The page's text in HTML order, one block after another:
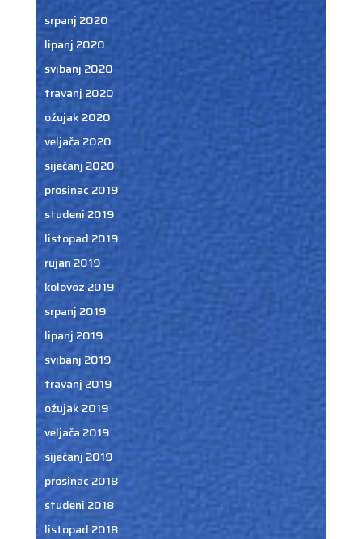
srpanj 2020
lipanj 2020
svibanj 2020
travanj 2020
ožujak 2020
veljača 2020
siječanj 2020
prosinac 2019
studeni 2019
listopad 2019
rujan 2019
kolovoz 2019
srpanj 2019
lipanj 2019
svibanj 2019
travanj 2019
ožujak 2019
veljača 2019
siječanj 2019
prosinac 2018
studeni 2018
listopad 2018